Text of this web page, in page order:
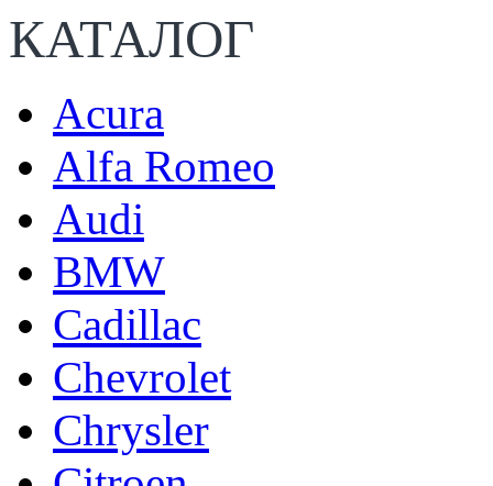
КАТАЛОГ
Acura
Alfa Romeo
Audi
BMW
Cadillac
Chevrolet
Chrysler